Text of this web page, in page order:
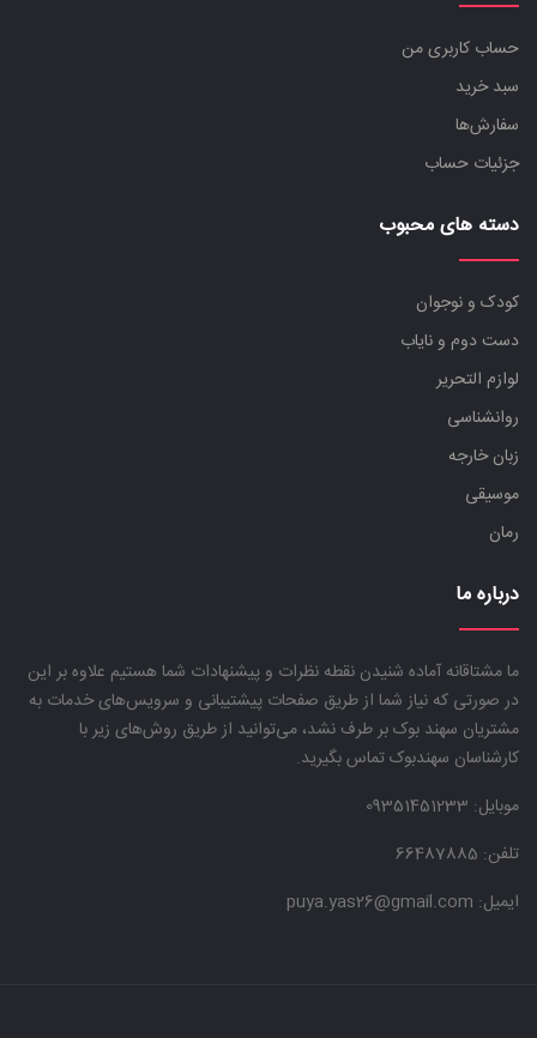
حساب کاربری من
سبد خرید
سفارش‌ها
جزئیات حساب
دسته های محبوب
کودک و نوجوان
دست دوم و نایاب
لوازم التحریر
روانشناسی
زبان خارجه
موسیقی
رمان
درباره ما
ما مشتاقانه آماده شنیدن نقطه نظرات و پیشنهادات شما هستیم علاوه بر این
در صورتی که نیاز شما از طریق صفحات پیشتیبانی و سرویس‌های خدمات به
مشتریان سهند بوک بر طرف نشد، می‌توانید از طریق روش‌های زیر با
کارشناسان سهندبوک تماس بگیرید.
موبایل:
تلفن: 66487885
ایمیل: puya.yas26@gmail.com